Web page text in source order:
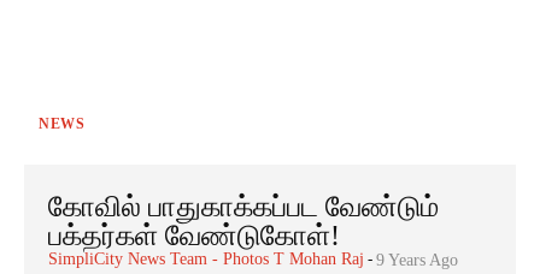
NEWS
கோவில் பாதுகாக்கப்பட வேண்டும்
பக்தர்கள் வேண்டுகோள்!
SimpliCity News Team - Photos T Mohan Raj - 9 Years Ago